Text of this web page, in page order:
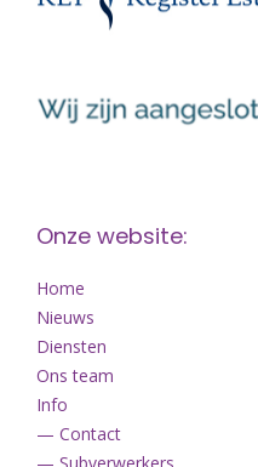
Onze website:
Home
Nieuws
Diensten
Ons team
Info
— Contact